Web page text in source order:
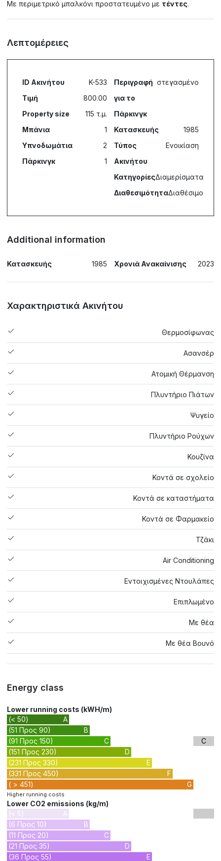
Με περιμετρικό μπαλκόνι προστατευμένο με τέντες.
Λεπτομέρειες
ID Ακινήτου
K-533
Τιμή
800.00
Property size
115 τ.μ.
Μπάνια
1
Υπνοδωμάτια
2
Πάρκινγκ
1
Περιγραφή
για το
Πάρκινγκ
στεγασμένο
Κατασκευής
1985
Τύπος
Ακινήτου
Ενοικίαση
ΚατηγορίεςΔιαμερίσματα
ΔιαθεσιμότηταΔιαθέσιμο
Additional information
Κατασκευής 1985 Χρονιά Ανακαίνισης 2023
Χαρακτηριστικά Ακινήτου
Θερμοσίφωνας
Ασανσέρ
Ατομική Θέρμανση
Πλυντήριο Πιάτων
Ψυγείο
Πλυντήριο Ρούχων
Κουζίνα
Κοντά σε σχολείο
Κοντά σε καταστήματα
Κοντά σε Φαρμακείο
Τζάκι
Air Conditioning
Εντοιχισμένες Ντουλάπες
Επιπλωμένο
Με θέα
Με θέα Βουνό
Energy class
Lower running costs (kWH/m)
(< 50)
A
(51 Προς 90)
B
(91 Προς 150)
C
(151 Προς 230)
D
(231 Προς 330)
E
(331 Προς 450)
F
( > 451)
G
C
Higher running costs
Lower CO2 emissions (kg/m)
(< 5)
A
(6 Προς 10)
B
(11 Προς 20)
C
(21 Προς 35)
D
(36 Προς 55)
E